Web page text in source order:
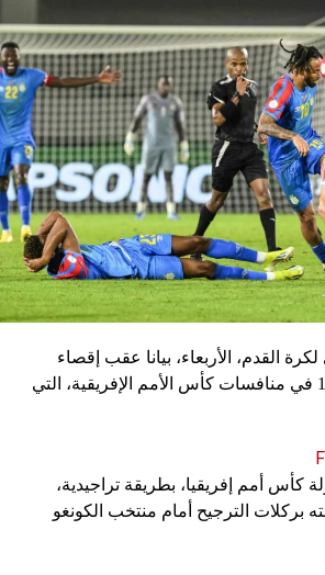
وسيرج غنابري للإصابة أيضا.
القدم، الأربعاء، بيانا عقب إقصاء
المنتخب من دور الـ16 في منافسات كأس الأمم الإفريقية، التي
كأس أمم إفريقيا، بطريقة تراجيدية،
بركلات الترجيح أمام منتخب الكونغو